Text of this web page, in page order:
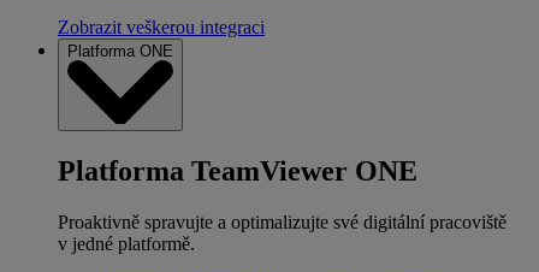
Zobrazit veškerou integraci
Platforma ONE
Platforma TeamViewer ONE
Proaktivně spravujte a optimalizujte své digitální pracoviště
v jedné platformě.